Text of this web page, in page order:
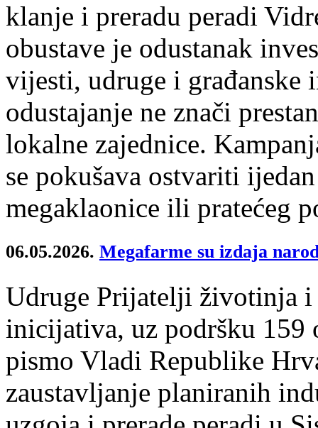
klanje i preradu peradi
obustave je odustanak
vijesti, udruge i građanske
odustajanje ne znači
lokalne zajednice.
se pokušava ostvariti
megaklaonice ili pratećeg
06.05.2026. Megafarme su izdaja
Udruge Prijatelji životinja i
inicijativa, uz podršku 159
pismo Vladi Republike
zaustavljanje planiranih